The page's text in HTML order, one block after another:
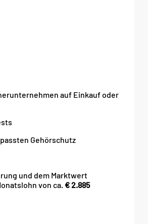
auf Einkauf oder
Gehörschutz
und dem Marktwert
von ca. € 2.885